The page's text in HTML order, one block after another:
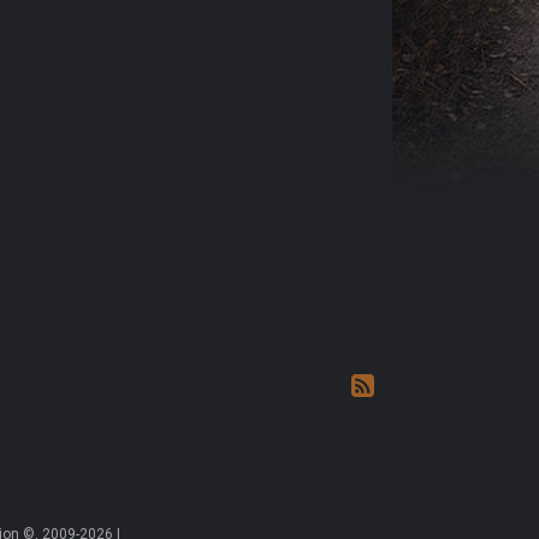
©, 2009-2026 |